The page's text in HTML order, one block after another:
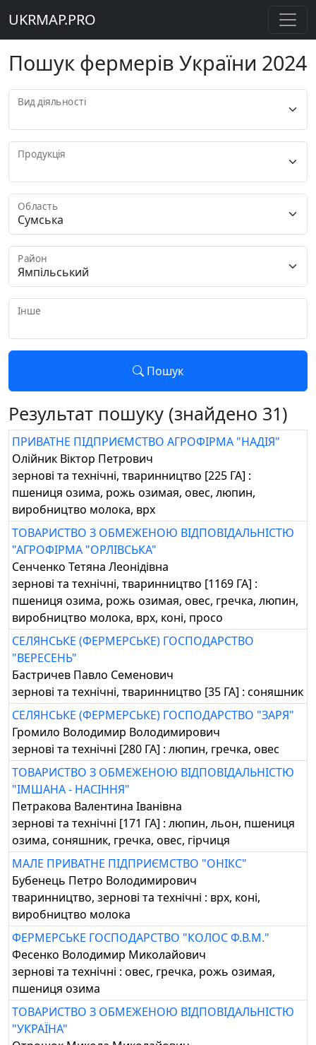
UKRMAP.PRO
Пошук фермерів України 2024
Вид діяльності
Продукція
Область
Район
Інше
Пошук
Результат пошуку (знайдено 31)
ПРИВАТНЕ ПІДПРИЄМСТВО АГРОФІРМА "НАДІЯ"
Олійник Віктор Петрович
зернові та технічні, тваринництво [225 ГА] :
пшениця озима, рожь озимая, овес, люпин,
виробництво молока, врх
ТОВАРИСТВО З ОБМЕЖЕНОЮ ВІДПОВІДАЛЬНІСТЮ
"АГРОФІРМА "ОРЛІВСЬКА"
Сенченко Тетяна Леонідівна
зернові та технічні, тваринництво [1169 ГА] :
пшениця озима, рожь озимая, овес, гречка, люпин,
виробництво молока, врх, коні, просо
СЕЛЯНСЬКЕ (ФЕРМЕРСЬКЕ) ГОСПОДАРСТВО
"ВЕРЕСЕНЬ"
Бастричев Павло Семенович
зернові та технічні, тваринництво [35 ГА] : соняшник
СЕЛЯНСЬКЕ (ФЕРМЕРСЬКЕ) ГОСПОДАРСТВО "ЗАРЯ"
Громило Володимир Володимирович
зернові та технічні [280 ГА] : люпин, гречка, овес
ТОВАРИСТВО З ОБМЕЖЕНОЮ ВІДПОВІДАЛЬНІСТЮ
"ІМШАНА - НАСІННЯ"
Петракова Валентина Іванівна
зернові та технічні [171 ГА] : люпин, льон, пшениця
озима, соняшник, гречка, овес, гірчиця
МАЛЕ ПРИВАТНЕ ПІДПРИЄМСТВО "ОНІКС"
Бубенець Петро Володимирович
тваринництво, зернові та технічні : врх, коні,
виробництво молока
ФЕРМЕРСЬКЕ ГОСПОДАРСТВО "КОЛОС Ф.В.М."
Фесенко Володимир Миколайович
зернові та технічні : овес, гречка, рожь озимая,
пшениця озима
ТОВАРИСТВО З ОБМЕЖЕНОЮ ВІДПОВІДАЛЬНІСТЮ
"УКРАЇНА"